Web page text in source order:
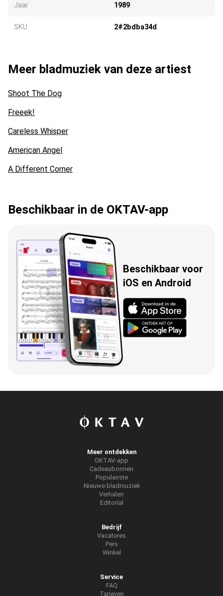
Jaar 1989
SKU 2#2bdba34d
Meer bladmuziek van deze artiest
Shoot The Dog
Freeek!
Careless Whisper
American Angel
A Different Corner
Beschikbaar in de OKTAV-app
Beschikbaar voor
iOS en Android
Meer ontdekken
OKTAV-app
Cadeaubonnen
Populairste
Nieuwe bladmuziek
Verhalen
Editorial
Bedrijf
Vacatures
Pers
Winkel
Service
FAQ
Tarieven